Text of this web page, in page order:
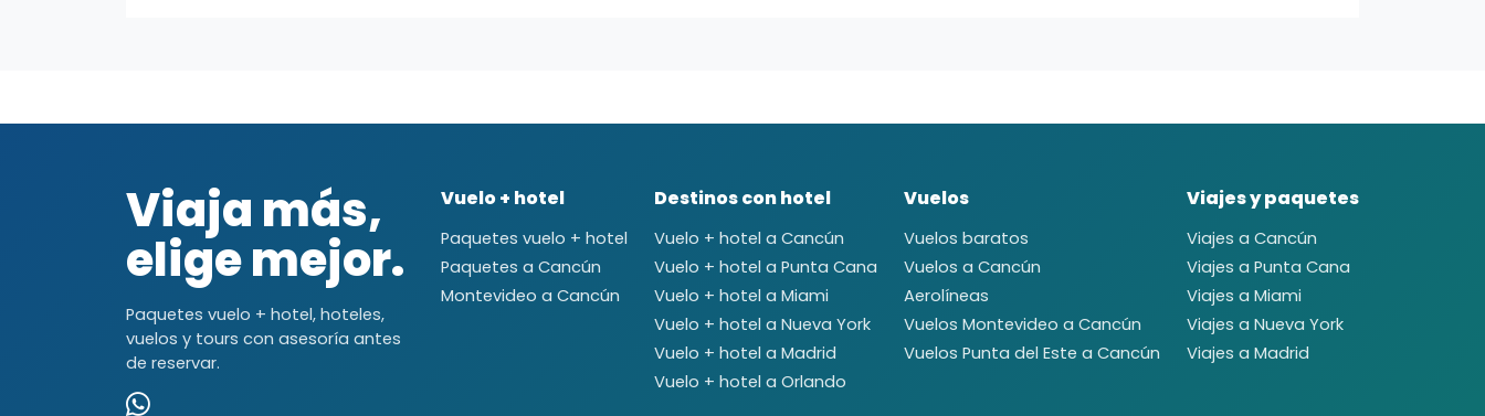
Viaja más,
elige mejor.
Paquetes vuelo + hotel, hoteles,
vuelos y tours con asesoría antes
de reservar.
Vuelo + hotel
Paquetes vuelo + hotel
Paquetes a Cancún
Montevideo a Cancún
Destinos con hotel
Vuelo + hotel a Cancún
Vuelo + hotel a Punta Cana
Vuelo + hotel a Miami
Vuelo + hotel a Nueva York
Vuelo + hotel a Madrid
Vuelo + hotel a Orlando
Vuelos
Vuelos baratos
Vuelos a Cancún
Aerolíneas
Vuelos Montevideo a Cancún
Vuelos Punta del Este a Cancún
Viajes y paquetes
Viajes a Cancún
Viajes a Punta Cana
Viajes a Miami
Viajes a Nueva York
Viajes a Madrid